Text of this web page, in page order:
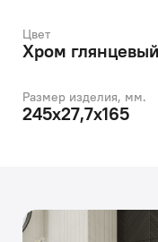
Цвет
Хром глянцевый
Размер изделия, мм.
245х27,7х165